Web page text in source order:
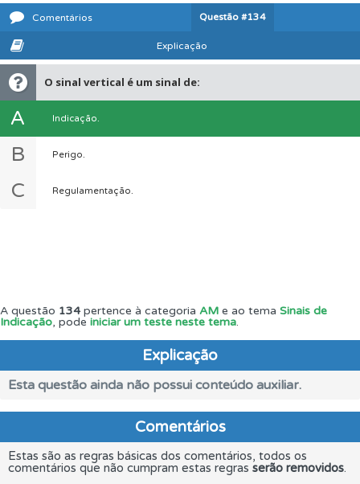
Comentários Questão #134
Explicação
O sinal vertical é um sinal de:
A Indicação.
B Perigo.
C Regulamentação.
A questão 134pertence à categoria AM e ao tema Sinais de
Indicação, pode iniciar um teste neste tema.
Explicação
Esta questão ainda não possui conteúdo auxiliar.
Comentários
Estas são as regras básicas dos comentários, todos os
comentários que não cumpram estas regras serão removidos.